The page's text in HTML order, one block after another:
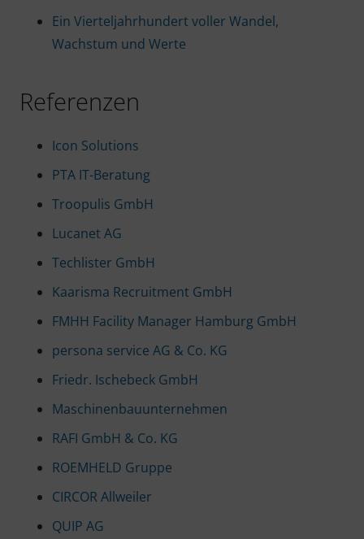
Ein Vierteljahrhundert voller Wandel,
Wachstum und Werte
Referenzen
Icon Solutions
PTA IT-Beratung
Troopulis GmbH
Lucanet AG
Techlister GmbH
Kaarisma Recruitment GmbH
FMHH Facility Manager Hamburg GmbH
persona service AG & Co. KG
Friedr. Ischebeck GmbH
Maschinenbauunternehmen
RAFI GmbH & Co. KG
ROEMHELD Gruppe
CIRCOR Allweiler
QUIP AG